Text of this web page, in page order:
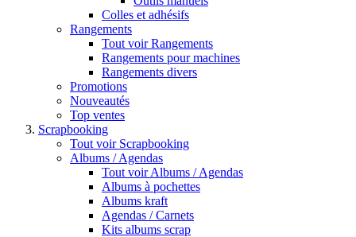
Colles et adhésifs
Rangements
Tout voir Rangements
Rangements pour machines
Rangements divers
Promotions
Nouveautés
Top ventes
Scrapbooking
Tout voir Scrapbooking
Albums / Agendas
Tout voir Albums / Agendas
Albums à pochettes
Albums kraft
Agendas / Carnets
Kits albums scrap